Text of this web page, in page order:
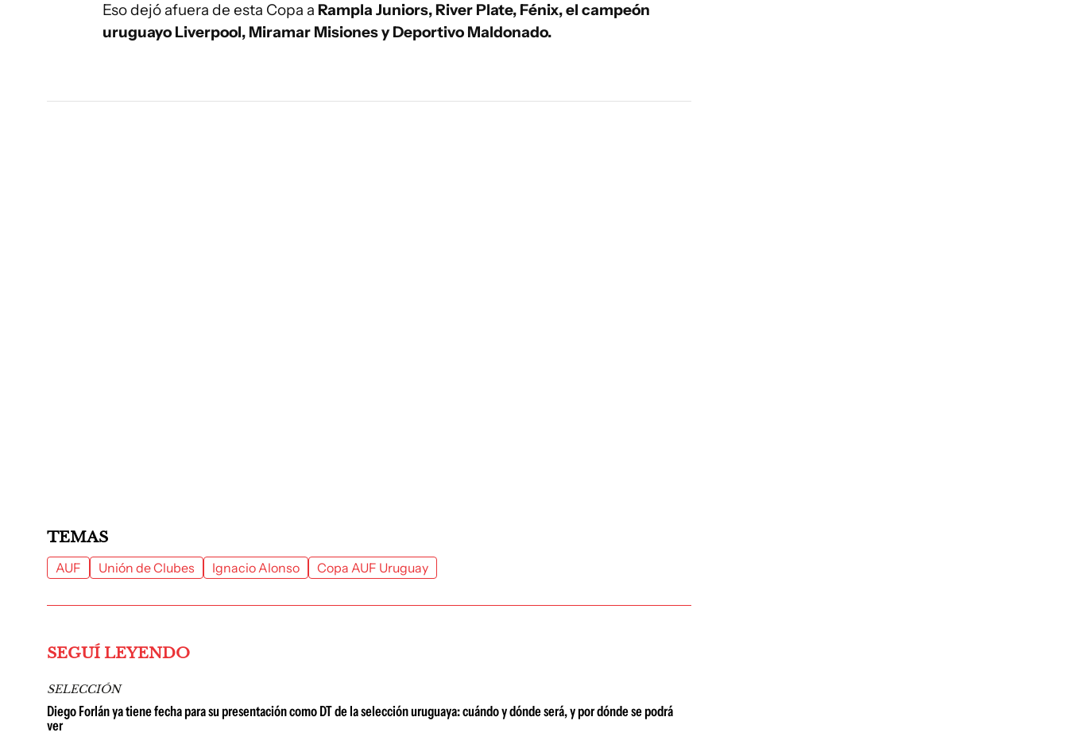
Eso dejó afuera de esta Copa a Rampla Juniors, River Plate, Fénix, el campeón
uruguayo Liverpool, Miramar Misiones y Deportivo Maldonado.
TEMAS
AUF Unión de Clubes Ignacio Alonso Copa AUF Uruguay
SEGUÍ LEYENDO
SELECCIÓN
Diego Forlán ya tiene fecha para su presentación como DT de la selección uruguaya: cuándo y dónde será, y por dónde se podrá
ver